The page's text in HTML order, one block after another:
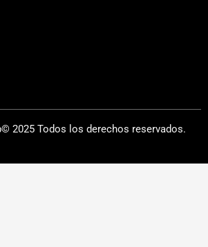
2025 Todos los derechos reservados.